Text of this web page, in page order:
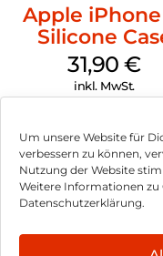
Um unsere Website für
verbessern zu können,
Nutzung der Website
Weitere Informationen zu
Datenschutzerklärung.
Apple iPhone
Silicone
MagSafe
31,90€
inkl. MwSt.
Impressum